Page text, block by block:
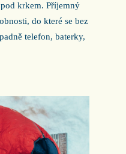
krkem. Příjemný
do které se bez
telefon, baterky,